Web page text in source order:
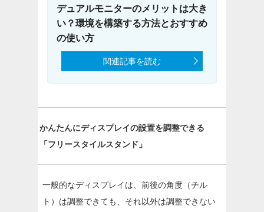
デュアルモニターのメリットは大き
い？環境を構築する方法とおすすめ
の使い方
関連記事を読む
かんたんにディスプレイの設置を調整できる
「フリースタイルスタンド」
一般的なディスプレイは、前後の角度（チル
ト）は調整できても、それ以外は調整できない